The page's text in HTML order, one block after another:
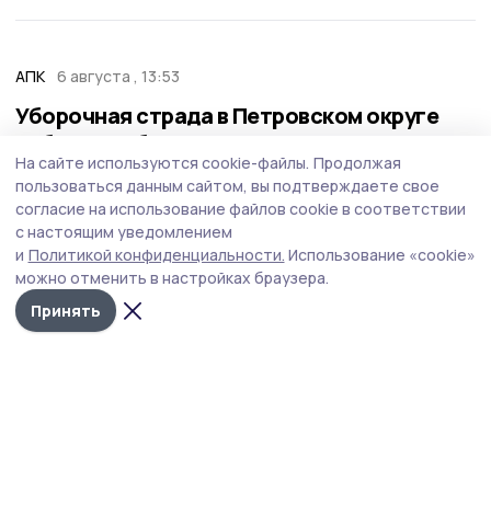
АПК 6 августа , 13:53
Уборочная страда в Петровском округе
набирает обороты
Почти 60% урожая озимой пшеницы собрали
петровские аграрии.
На сайте используются cookie-файлы. Продолжая
пользоваться данным сайтом, вы подтверждаете свое
согласие на использование файлов cookie в соответствии
с настоящим уведомлением
и Политикой конфиденциальности. Использование «cookie»
можно отменить в настройках браузера.
Принять